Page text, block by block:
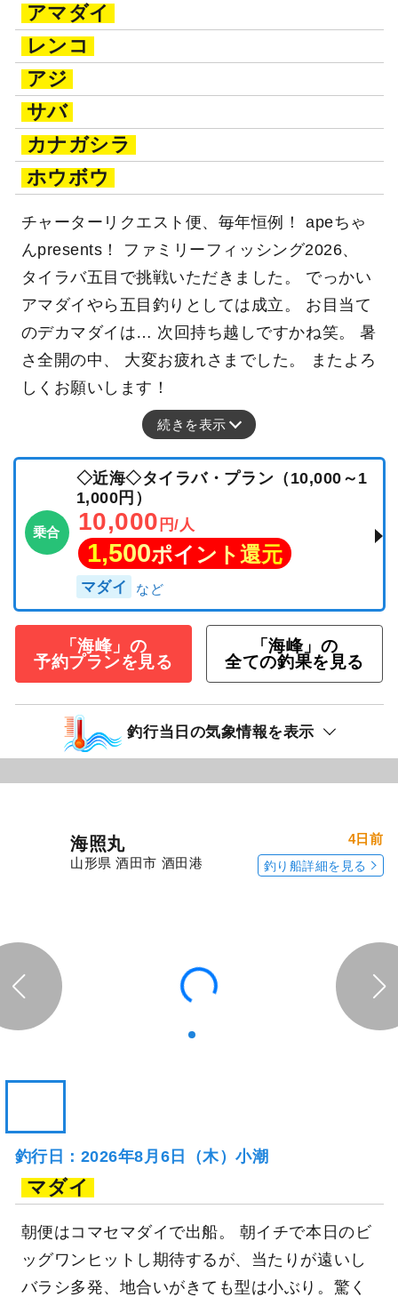
アマダイ
レンコ
アジ
サバ
カナガシラ
ホウボウ
チャーターリクエスト便、毎年恒例！ apeちゃ
んpresents！ ファミリーフィッシング2026、
タイラバ五目で挑戦いただきました。 でっかい
アマダイやら五目釣りとしては成立。 お目当て
のデカマダイは… 次回持ち越しですかね笑。 暑
さ全開の中、 大変お疲れさまでした。 またよろ
しくお願いします！
続きを表示
乗合
◇近海◇タイラバ・プラン（10,000～1
1,000円）
10,000 円/人
1,500ポイント還元
マダイ
「海峰」の
予約プランを見る
「海峰」の
全ての釣果を見る
釣行当日の気象情報を表示
海照丸
山形県 酒田市 酒田港
4日前
釣り船詳細を見る
釣行日：2026年8月6日（木）小潮
マダイ
朝便はコマセマダイで出船。 朝イチで本日のビ
ッグワンヒットし期待するが、当たりが遠いし
バラシ多発、地合いがきても型は小ぶり。驚く